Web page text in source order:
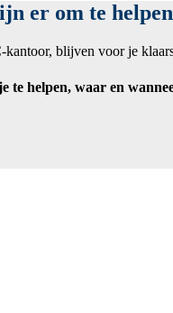
er om te
blijven voor je
te helpen, waar en